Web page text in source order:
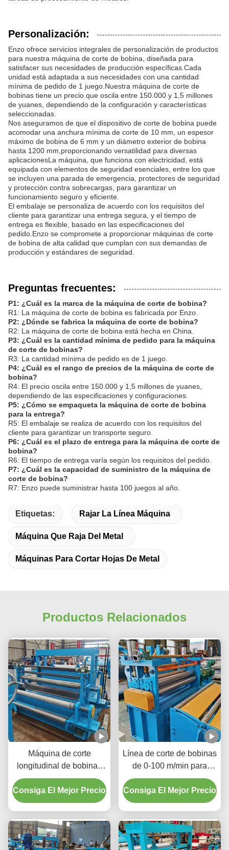
Personalización:
Enzo ofrece servicios integrales de personalización de productos
para nuestra máquina de corte de bobina, diseñada para
satisfacer sus necesidades de producción específicas.Cada
unidad está adaptada a sus necesidades con una cantidad
mínima de pedido de 1 juego.Nuestra máquina de corte de
bobinas tiene un precio que oscila entre 150.000 y 1,5 millones
de yuanes, dependiendo de la configuración y características
seleccionadas.
Nos aseguramos de que el dispositivo de corte de bobina puede
acomodar una anchura mínima de corte de 10 mm, un espesor
máximo de bobina de 6 mm y un diámetro exterior de bobina
hasta 1200 mm,proporcionando versatilidad para diversas
aplicacionesLa máquina, que funciona con electricidad, está
equipada con elementos de seguridad esenciales, entre los que
se incluyen una parada de emergencia, protectores de seguridad
y protección contra sobrecargas, para garantizar un
funcionamiento seguro y eficiente.
El embalaje se personaliza de acuerdo con los requisitos del
cliente para garantizar una entrega segura, y el tiempo de
entrega es flexible, basado en las especificaciones del
pedido.Enzo se compromete a proporcionar máquinas de corte
de bobina de alta calidad que cumplan con sus demandas de
producción y estándares de seguridad.
Preguntas frecuentes:
P1: ¿Cuál es la marca de la máquina de corte de bobina?
R1: La máquina de corte de bobina es fabricada por Enzo.
P2: ¿Dónde se fabrica la máquina de corte de bobina?
R2: La máquina de corte de bobina está hecha en China.
P3: ¿Cuál es la cantidad mínima de pedido para la máquina
de corte de bobinas?
R3: La cantidad mínima de pedido es de 1 juego.
P4: ¿Cuál es el rango de precios de la máquina de corte de
bobina?
R4: El precio oscila entre 150.000 y 1,5 millones de yuanes,
dependiendo de las especificaciones y configuraciones.
P5: ¿Cómo se empaqueta la máquina de corte de bobina
para la entrega?
R5: El embalaje se realiza de acuerdo con los requisitos del
cliente para garantizar un transporte seguro.
P6: ¿Cuál es el plazo de entrega para la máquina de corte de
bobina?
R6: El tiempo de entrega varía según los requisitos del pedido.
P7: ¿Cuál es la capacidad de suministro de la máquina de
corte de bobina?
R7: Enzo puede suministrar hasta 100 juegos al año.
Etiquetas: Rajar La Línea Máquina
Máquina Que Raja Del Metal
Máquinas Para Cortar Hojas De Metal
Productos Relacionados
Máquina de corte
longitudinal de bobinas
de 2000 mm 380V 50Hz
Trifásica Aumenta la
disponibilidad de material
Consiga El Mejor Precio
Línea de corte de bobinas
de 0-100 m/min para
cortar bobinas de metal
grandes en tiras más
estrechas
Consiga El Mejor Precio